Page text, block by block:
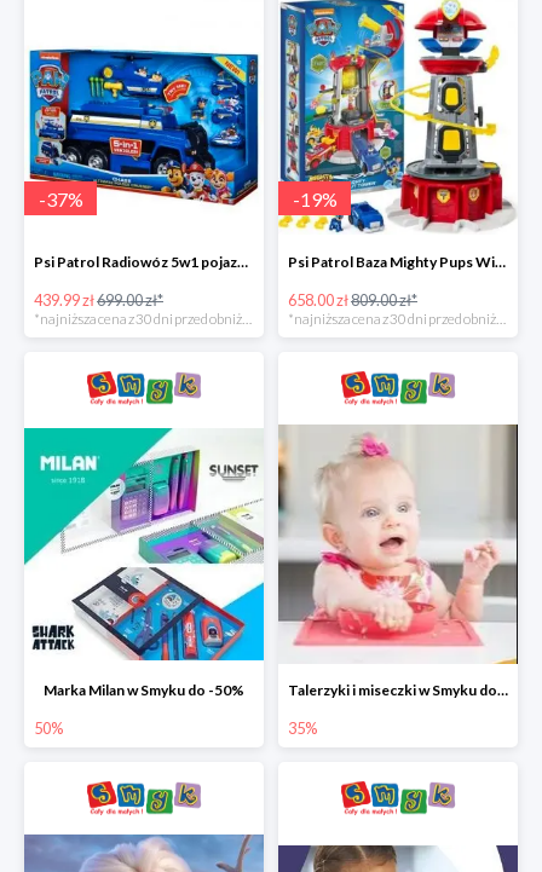
-37%
Psi Patrol Radiowóz 5w1 pojazd ratunkowy z figurką Chase'a -37%
439.99 zł699.00 zł*
-19%
Psi Patrol Baza Mighty Pups Wieża obserwacyjna+pojazd z figurką -19%
658.00 zł809.00 zł*
Marka Milan w Smyku do -50%
50%
Talerzyki i miseczki w Smyku do -35%
35%